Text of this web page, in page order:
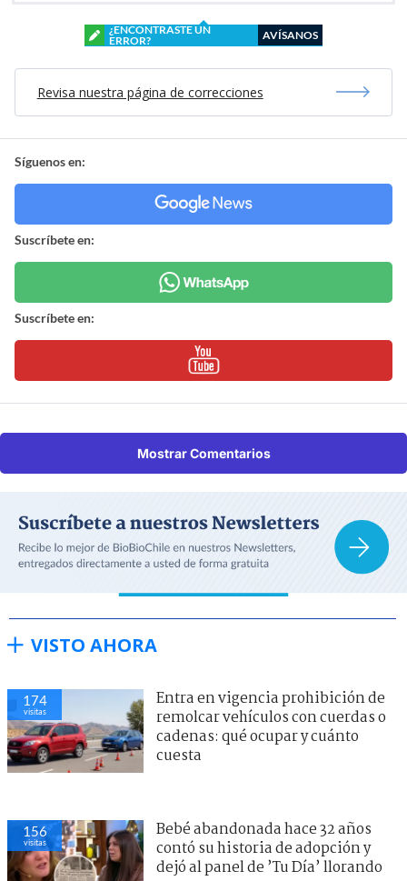
¿ENCONTRASTE UN
ERROR?
AVÍSANOS
Revisa nuestra página de correcciones
Síguenos en:
Suscríbete en:
Suscríbete en:
Mostrar Comentarios
VISTO AHORA
174
visitas
Entra en vigencia prohibición de
remolcar vehículos con cuerdas o
cadenas: qué ocupar y cuánto
cuesta
156
visitas
Bebé abandonada hace 32 años
contó su historia de adopción y
dejó al panel de ’Tu Día’ llorando